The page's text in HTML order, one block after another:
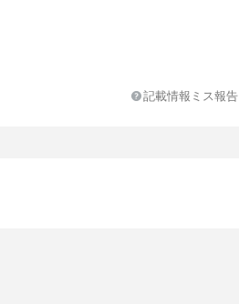
記載情報ミス報告